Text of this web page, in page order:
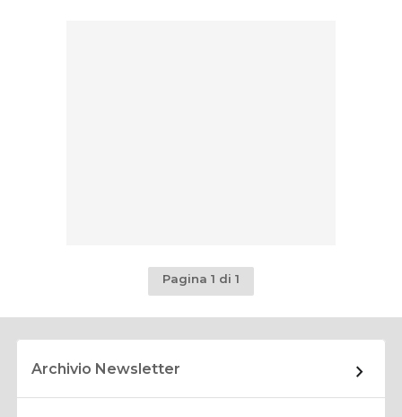
Pagina 1 di 1
Archivio Newsletter